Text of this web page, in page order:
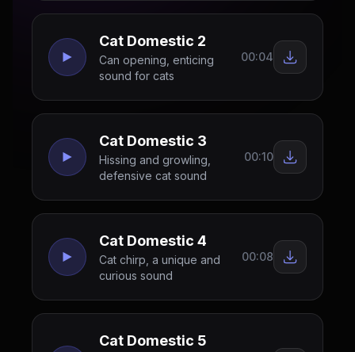
Cat Domestic 2
Can opening, enticing
sound for cats
00:04
Cat Domestic 3
Hissing and growling,
defensive cat sound
00:10
Cat Domestic 4
Cat chirp, a unique and
curious sound
00:08
Cat Domestic 5